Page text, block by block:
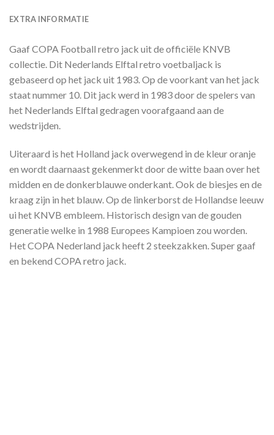
EXTRA INFORMATIE
Gaaf COPA Football retro jack uit de officiële KNVB
collectie. Dit Nederlands Elftal retro voetbaljack is
gebaseerd op het jack uit 1983. Op de voorkant van het jack
staat nummer 10. Dit jack werd in 1983 door de spelers van
het Nederlands Elftal gedragen voorafgaand aan de
wedstrijden.
Uiteraard is het Holland jack overwegend in de kleur oranje
en wordt daarnaast gekenmerkt door de witte baan over het
midden en de donkerblauwe onderkant. Ook de biesjes en de
kraag zijn in het blauw. Op de linkerborst de Hollandse leeuw
ui het KNVB embleem. Historisch design van de gouden
generatie welke in 1988 Europees Kampioen zou worden.
Het COPA Nederland jack heeft 2 steekzakken. Super gaaf
en bekend COPA retro jack.